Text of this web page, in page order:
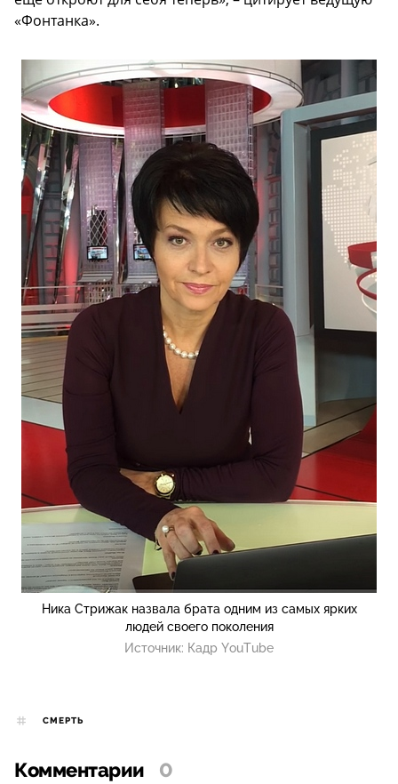
«Фонтанка».
Ника Стрижак назвала брата одним из самых ярких
людей своего поколения
Источник: Кадр YouTube
СМЕРТЬ
Комментарии 0